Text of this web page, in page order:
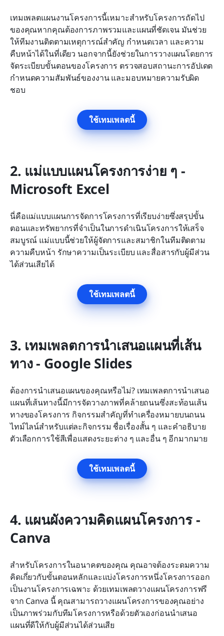
เทมเพลตแผนงานโครงการนี้เหมาะสำหรับโครงการถัดไป
ของคุณหากคุณต้องการภาพรวมและแผนที่ชัดเจน มันช่วย
ให้ทีมงานติดตามเหตุการณ์สำคัญ กำหนดเวลา และความ
คืบหน้าได้ในที่เดียว นอกจากนี้ยังช่วยในการวางแผนโดยการ
จัดระเบียบขั้นตอนของโครงการ ตรวจสอบสถานะการอัปเดต
กำหนดความสัมพันธ์ของงาน และมอบหมายความรับผิด
ชอบ
ใช้เทมเพลตนี้
2. แม่แบบแผนโครงการง่าย ๆ -
Microsoft Excel
นี่คือแม่แบบแผนการจัดการโครงการที่เรียบง่ายซึ่งสรุปขั้น
ตอนและทรัพยากรที่จำเป็นในการดำเนินโครงการให้เสร็จ
สมบูรณ์ แม่แบบนี้ช่วยให้ผู้จัดการและสมาชิกในทีมติดตาม
ความคืบหน้า รักษาความเป็นระเบียบ และสื่อสารกับผู้มีส่วน
ได้ส่วนเสียได้
ใช้เทมเพลตนี้
3. เทมเพลตการนำเสนอแผนที่เส้น
ทาง - Google Slides
ต้องการนำเสนอแผนของคุณหรือไม่? เทมเพลตการนำเสนอ
แผนที่เส้นทางนี้มีการจัดวางภาพที่คล้ายถนนซึ่งสะท้อนเส้น
ทางของโครงการ กิจกรรมสำคัญที่ทำเครื่องหมายบนถนน
ไทม์ไลน์สำหรับแต่ละกิจกรรม ชื่อเรื่องสั้น ๆ และคำอธิบาย
ตัวเลือกการใช้สีเพื่อแสดงระยะต่าง ๆ และอื่น ๆ อีกมากมาย
ใช้เทมเพลตนี้
4. แผนผังความคิดแผนโครงการ -
Canva
สำหรับโครงการในอนาคตของคุณ คุณอาจต้องระดมความ
คิดเกี่ยวกับขั้นตอนหลักและแบ่งโครงการหนึ่งโครงการออก
เป็นงานโครงการเฉพาะ ด้วยเทมเพลตวางแผนโครงการฟรี
จาก Canva นี้ คุณสามารถวางแผนโครงการของคุณอย่าง
เป็นภาพร่วมกับทีมโครงการหรือด้วยตัวเองก่อนนำเสนอ
แผนที่ดีให้กับผู้มีส่วนได้ส่วนเสีย